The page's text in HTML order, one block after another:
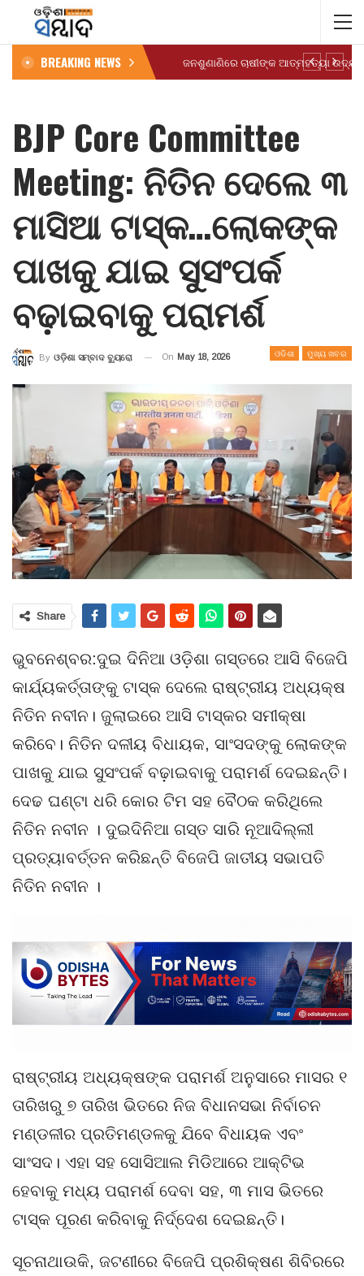
BREAKING NEWS
BJP Core Committee
Meeting: ନିତିନ ଦେଲେ ୩
ମାସିଆ ଟାସ୍କ…ଲୋକଙ୍କ
ପାଖକୁ ଯାଇ ସୁସଂପର୍କ
ବଢ଼ାଇବାକୁ ପରାମର୍ଶ
ଓଡିଶା ମୁଖ୍ୟ ଖବର
By ଓଡ଼ିଶା ସମ୍ବାଦ ବ୍ୟୁରୋ On May 18, 2026
Share
ଭୁବନେଶ୍ବର:ଦୁଇ ଦିନିଆ ଓଡ଼ିଶା ଗସ୍ତରେ ଆସି ବିଜେପି
କାର୍ଯ୍ୟକର୍ତ୍ତାଙ୍କୁ ଟାସ୍କ ଦେଲେ ରାଷ୍ଟ୍ରୀୟ ଅଧ୍ୟକ୍ଷ
ନିତିନ ନବୀନ। ଜୁଲାଇରେ ଆସି ଟାସ୍କର ସମୀକ୍ଷା
କରିବେ। ନିତିନ ଦଳୀୟ ବିଧାୟକ, ସାଂସଦଙ୍କୁ ଲୋକଙ୍କ
ପାଖକୁ ଯାଇ ସୁସଂପର୍କ ବଢ଼ାଇବାକୁ ପରାମର୍ଶ ଦେଇଛନ୍ତି।
ଦେଢ ଘଣ୍ଟା ଧରି କୋର ଟିମ ସହ ବୈଠକ କରିଥିଲେ
ନିତିନ ନବୀନ । ଦୁଇଦିନିଆ ଗସ୍ତ ସାରି ନୂଆଦିଲ୍ଲୀ
ପ୍ରତ୍ୟାବର୍ତ୍ତନ କରିଛନ୍ତି ବିଜେପି ଜାତୀୟ ସଭାପତି
ନିତିନ ନବୀନ ।
ରାଷ୍ଟ୍ରୀୟ ଅଧ୍ୟକ୍ଷଙ୍କ ପରାମର୍ଶ ଅନୁସାରେ ମାସର ୧
ତାରିଖରୁ ୭ ତାରିଖ ଭିତରେ ନିଜ ବିଧାନସଭା ନିର୍ବାଚନ
ମଣ୍ଡଳୀର ପ୍ରତିମଣ୍ଡଳକୁ ଯିବେ ବିଧାୟକ ଏବଂ
ସାଂସଦ। ଏହା ସହ ସୋସିଆଲ ମିଡିଆରେ ଆକ୍ଟିଭ
ହେବାକୁ ମଧ୍ୟ ପରାମର୍ଶ ଦେବା ସହ, ୩ ମାସ ଭିତରେ
ଟାସ୍କ ପୂରଣ କରିବାକୁ ନିର୍ଦ୍ଦେଶ ଦେଇଛନ୍ତି।
ସୂଚନାଥାଉକି, ଜଟଣୀରେ ବିଜେପି ପ୍ରଶିକ୍ଷଣ ଶିବିରରେ